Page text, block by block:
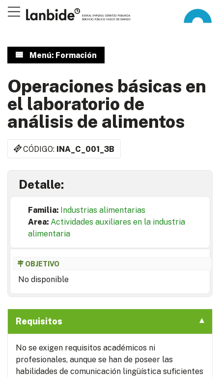
Menú: Formación
Operaciones básicas en
el laboratorio de
análisis de alimentos
CÓDIGO: INA_C_001_3B
Detalle:
Familia: Industrias alimentarias
Area: Actividades auxiliares en la industria
alimentaria
OBJETIVO
No disponible
Requisitos
No se exigen requisitos académicos ni
profesionales, aunque se han de poseer las
habilidades de comunicación lingüística suficientes